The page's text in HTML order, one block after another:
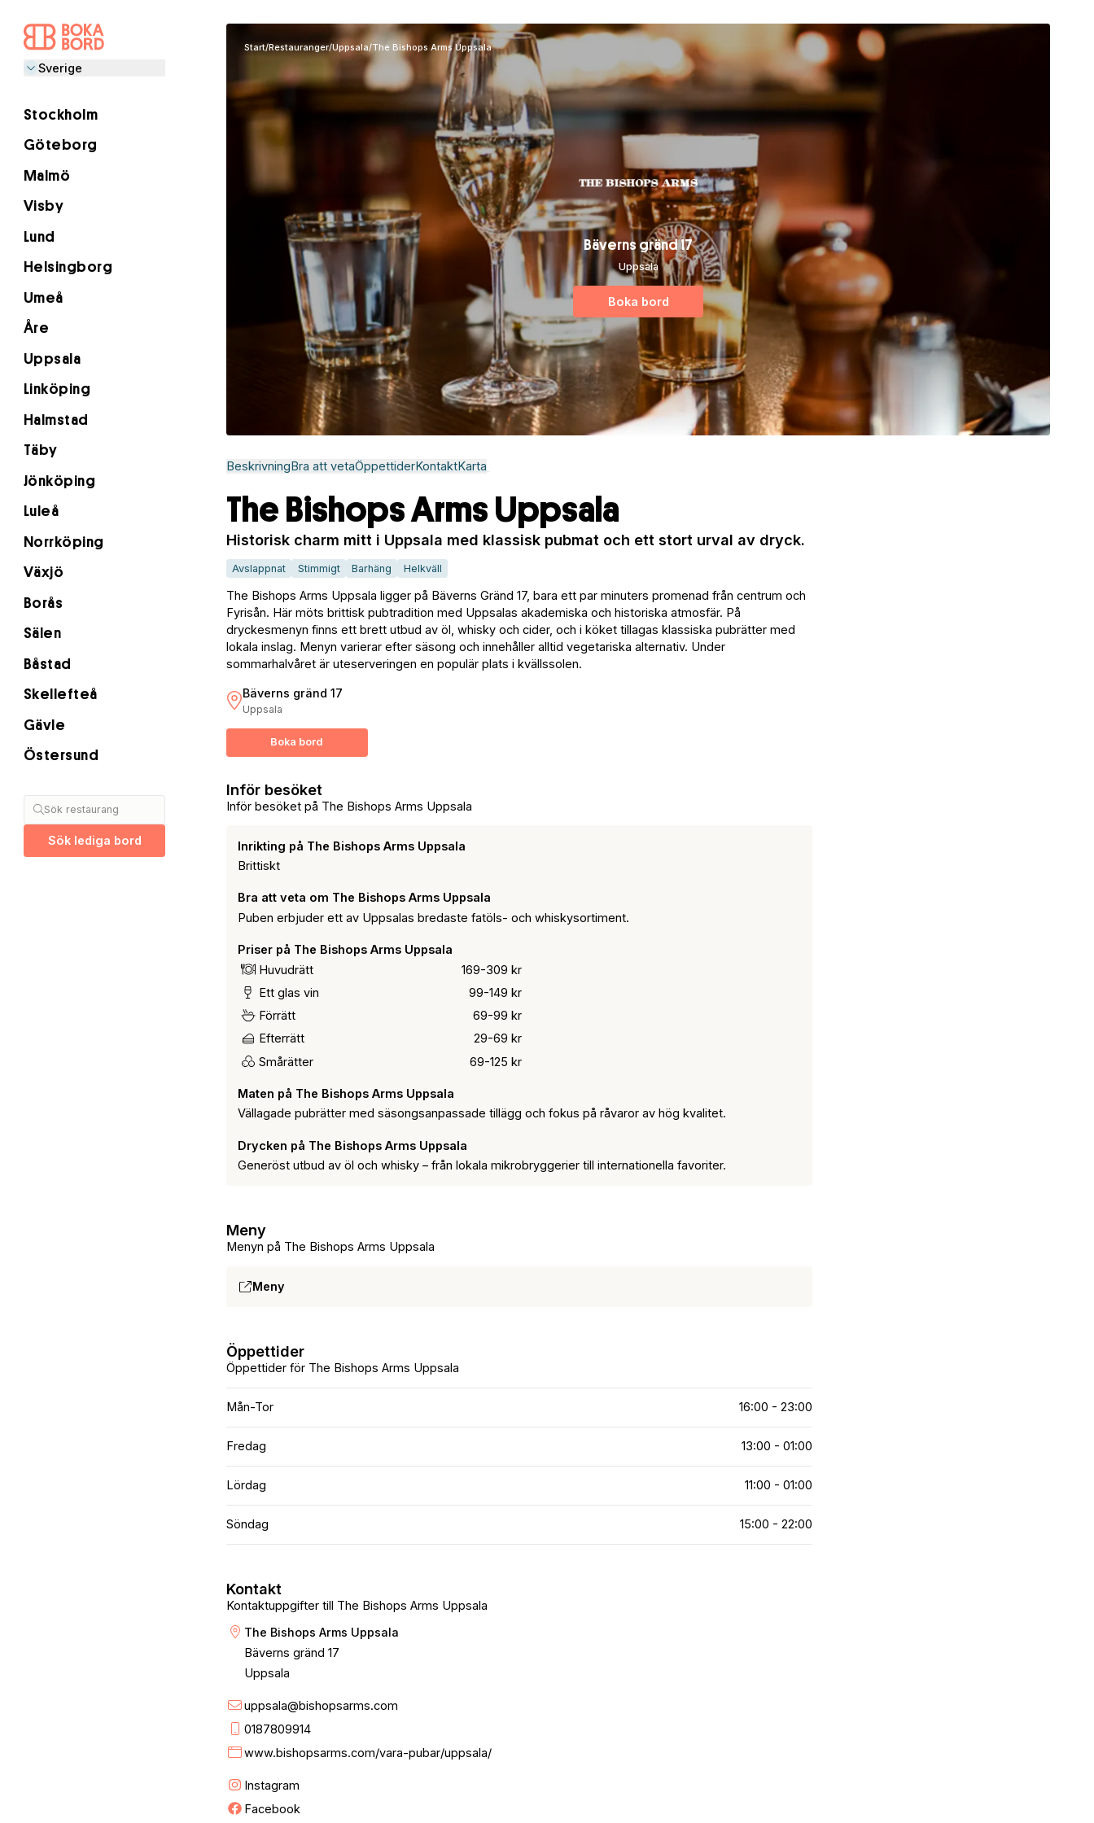
Sverige
Stockholm
Göteborg
Malmö
Visby
Lund
Helsingborg
Umeå
Åre
Uppsala
Linköping
Halmstad
Täby
Jönköping
Luleå
Norrköping
Växjö
Borås
Sälen
Båstad
Skellefteå
Gävle
Östersund
Sök restaurang
Sök lediga bord
Start/Restauranger/Uppsala/The Bishops Arms Uppsala
Bäverns gränd 17
Uppsala
Boka bord
BeskrivningBra att vetaÖppettiderKontaktKarta
The Bishops Arms Uppsala
Historisk charm mitt i Uppsala med klassisk pubmat och ett stort urval av dryck.
Avslappnat Stimmigt Barhäng Helkväll
The Bishops Arms Uppsala ligger på Bäverns Gränd 17, bara ett par minuters promenad från centrum och
Fyrisån. Här möts brittisk pubtradition med Uppsalas akademiska och historiska atmosfär. På
dryckesmenyn finns ett brett utbud av öl, whisky och cider, och i köket tillagas klassiska pubrätter med
lokala inslag. Menyn varierar efter säsong och innehåller alltid vegetariska alternativ. Under
sommarhalvåret är uteserveringen en populär plats i kvällssolen.
Bäverns gränd 17
Uppsala
Boka bord
Inför besöket på The Bishops Arms Uppsala
Inför besöket
Inrikting på The Bishops Arms Uppsala
Brittiskt
Bra att veta om The Bishops Arms Uppsala
Puben erbjuder ett av Uppsalas bredaste fatöls- och whiskysortiment.
Priser på The Bishops Arms Uppsala
Huvudrätt
169-309 kr
Ett glas vin
99-149 kr
Förrätt
69-99 kr
Efterrätt
29-69 kr
Smårätter
69-125 kr
Maten på The Bishops Arms Uppsala
Vällagade pubrätter med säsongsanpassade tillägg och fokus på råvaror av hög kvalitet.
Drycken på The Bishops Arms Uppsala
Generöst utbud av öl och whisky – från lokala mikrobryggerier till internationella favoriter.
Menyn på The Bishops Arms Uppsala
Meny
Meny
Öppettider för The Bishops Arms Uppsala
Öppettider
Mån-Tor 16:00 - 23:00
Fredag 13:00 - 01:00
Lördag 11:00 - 01:00
Söndag 15:00 - 22:00
Kontaktuppgifter till The Bishops Arms Uppsala
Kontakt
The Bishops Arms Uppsala
Bäverns gränd 17
Uppsala
uppsala@bishopsarms.com
0187809914
www.bishopsarms.com/vara-pubar/uppsala/
Instagram
Facebook